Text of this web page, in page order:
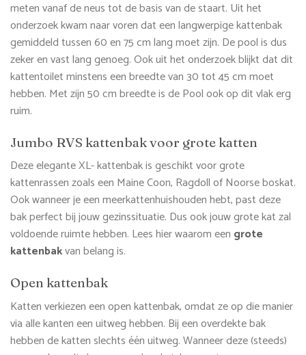
meten vanaf de neus tot de basis van de staart. Uit het
onderzoek kwam naar voren dat een langwerpige kattenbak
gemiddeld tussen 60 en 75 cm lang moet zijn. De pool is dus
zeker en vast lang genoeg. Ook uit het onderzoek blijkt dat dit
kattentoilet minstens een breedte van 30 tot 45 cm moet
hebben. Met zijn 50 cm breedte is de Pool ook op dit vlak erg
ruim.
Jumbo RVS kattenbak voor grote katten
Deze elegante XL- kattenbak is geschikt voor grote
kattenrassen zoals een Maine Coon, Ragdoll of Noorse boskat.
Ook wanneer je een meerkattenhuishouden hebt, past deze
bak perfect bij jouw gezinssituatie. Dus ook jouw grote kat zal
voldoende ruimte hebben. Lees hier waarom een grote
kattenbakvan belang is.
Open kattenbak
Katten verkiezen een open kattenbak, omdat ze op die manier
via alle kanten een uitweg hebben. Bij een overdekte bak
hebben de katten slechts één uitweg. Wanneer deze (steeds)